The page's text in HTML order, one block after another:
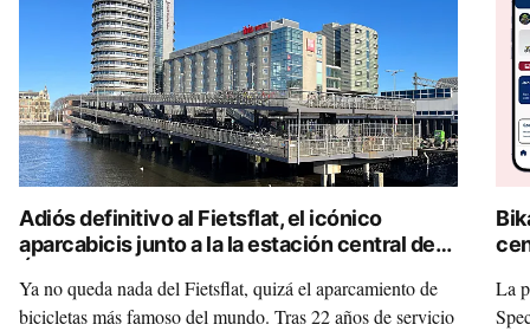
Adiós definitivo al Fietsflat, el icónico
aparcabicis junto a la la estación central de
Ya no queda nada del Fietsflat, quizá el aparcamiento de
bicicletas más famoso del mundo. Tras 22 años de servicio
La